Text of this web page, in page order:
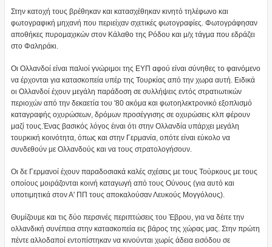
Στην κατοχή τους βρέθηκαν και κατασχέθηκαν κινητό τηλέφωνο και
φωτογραφική μηχανή που περιείχαν σχετικές φωτογραφίες. Φωτογράφησαν
αποθήκες πυρομαχικών στον Κάλαθο της Ρόδου και μ/χ τάγμα που εδράζει
στο Φαληράκι.
Οι Ολλανδοί είναι παλιοί γνώριμοι της ΕΥΠ αφού είναι σύνηθες το φαινόμενο
να έρχονται για κατασκοπεία υπέρ της Τουρκίας από την χωρα αυτή. Ειδικά
οι Ολλανδοί έχουν μεγάλη παράδοση σε συλλήψεις εντός στρατιωτικών
περιοχών από την δεκαετία του '80 ακόμα και φωτοηλεκτρονικό εξοπλισμό
καταγραφής οχυρώσεων, δρόμων προσέγγισης σε οχυρώσεις κλπ φέρουν
μαζί τους.Ένας βασικός λόγος έιναι ότι στην Ολλανδία υπάρχει μεγάλη
τουρκική κοινότητα, όπως και στην Γερμανία, οπότε είναι εύκολο να
συνδεθούν με Ολλανδούς και να τους στρατολογήσουν.
Οι δε Γερμανοί έχουν παραδοσιακά καλές σχέσεις με τους Τούρκους με τους
οποίους μοιράζονται κοινή καταγωγή από τους Ούνους (για αυτό και
υποτιμητικά στον Α' ΠΠ τους αποκαλούσαν Λευκούς Μογγόλους).
Θυμίζουμε και τις δύο περσινές περιπτώσεις του Έβρου, για να δέιτε την
ολλανδική συνέπεια στην κατασκοπεία εις βάρος της χώρας μας. Στην πρώτη
πέντε αλλοδαποί εντοπίστηκαν να κινούνται χωρίς άδεια εισόδου σε